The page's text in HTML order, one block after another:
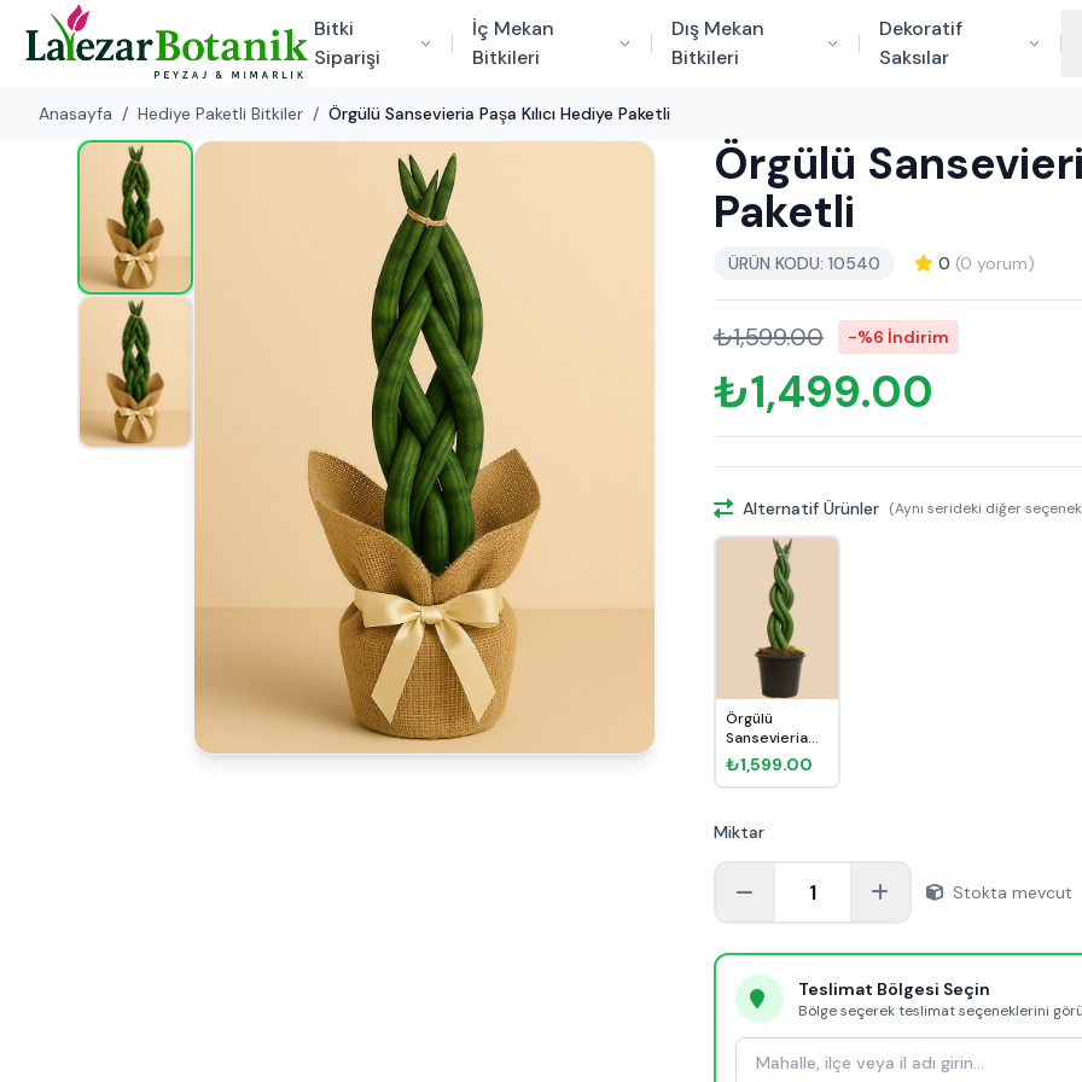
Bitki
Siparişi
İç Mekan
Bitkileri
Dış Mekan
Bitkileri
Dekoratif
Saksılar
Anasayfa / Hediye Paketli Bitkiler / Örgülü Sansevieria Paşa Kılıcı Hediye Paketli
Örgülü
Paketli
ÜRÜN KODU: 10540 0 (0 yorum)
₺1,599.00 -%6 İndirim
₺1,499.00
Alternatif Ürünler (Aynı serideki diğer
Örgülü
Sansevieria
Paşa Kılıcı
İthal
₺1,599.00
Miktar
1 Stokta mevcut
Teslimat Bölgesi Seçin
Bölge seçerek teslimat seçeneklerini